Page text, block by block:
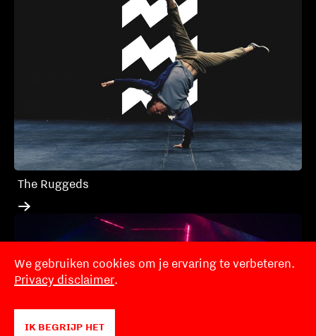
The Ruggeds
We gebruiken cookies om je ervaring te verbeteren.
Privacy disclaimer.
IK BEGRIJP HET